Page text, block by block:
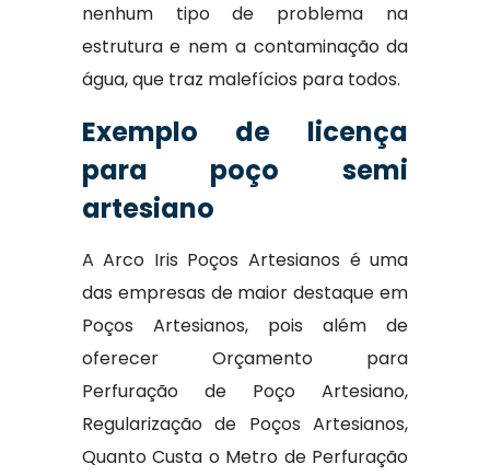
nenhum tipo de problema na
estrutura e nem a contaminação da
água, que traz malefícios para todos.
Exemplo de licença
para poço semi
artesiano
A Arco Iris Poços Artesianos é uma
das empresas de maior destaque em
Poços Artesianos, pois além de
oferecer Orçamento para
Perfuração de Poço Artesiano,
Regularização de Poços Artesianos,
Quanto Custa o Metro de Perfuração